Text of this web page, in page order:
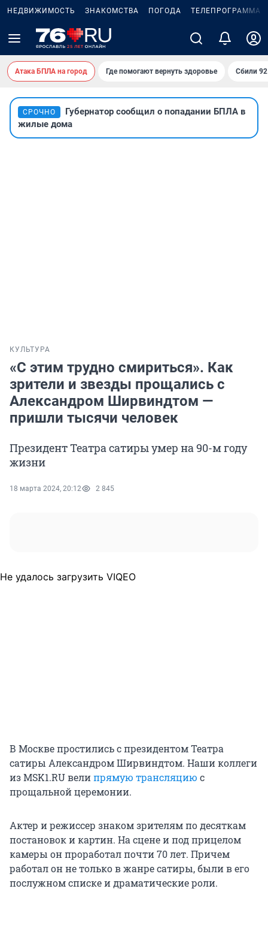
НЕДВИЖИМОСТЬ ЗНАКОМСТВА ПОГОДА ТЕЛЕПРОГРАММА
Атака БПЛА на город Где помогают вернуть здоровье Сбили
СРОЧНО
Губернатор сообщил о попадании БПЛА в
жилые дома
КУЛЬТУРА
«С этим трудно смириться». Как
зрители и звезды прощались с
Александром Ширвиндтом —
пришли тысячи человек
Президент Театра сатиры умер на 90-м году
жизни
18 марта 2024, 20:12 2 845
Не удалось загрузить VIQEO
В Москве простились с президентом Театра
сатиры Александром Ширвиндтом. Наши коллеги
из MSK1.RU велипрямую трансляцию с
прощальной церемонии.
Актер и режиссер знаком зрителям по десяткам
постановок и картин. На сцене и под прицелом
камеры он проработал почти 70 лет. Причем
работал он не только в жанре сатиры, были в его
послужном списке и драматические роли.